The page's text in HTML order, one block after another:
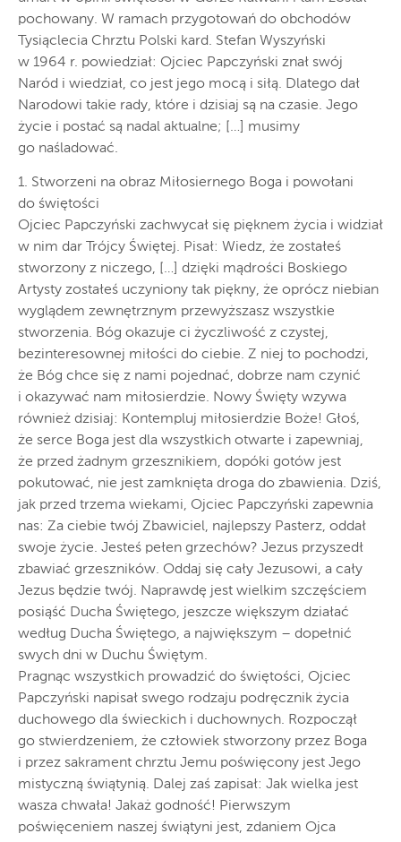
pochowany. W ramach przygotowań do obchodów
Tysiąclecia Chrztu Polski kard. Stefan Wyszyński
w 1964 r. powiedział: Ojciec Papczyński znał swój
Naród i wiedział, co jest jego mocą i siłą. Dlatego dał
Narodowi takie rady, które i dzisiaj są na czasie. Jego
życie i postać są nadal aktualne; […] musimy
go naśladować.
1. Stworzeni na obraz Miłosiernego Boga i powołani
do świętości
Ojciec Papczyński zachwycał się pięknem życia i widział
w nim dar Trójcy Świętej. Pisał: Wiedz, że zostałeś
stworzony z niczego, […] dzięki mądrości Boskiego
Artysty zostałeś uczyniony tak piękny, że oprócz niebian
wyglądem zewnętrznym przewyższasz wszystkie
stworzenia. Bóg okazuje ci życzliwość z czystej,
bezinteresownej miłości do ciebie. Z niej to pochodzi,
że Bóg chce się z nami pojednać, dobrze nam czynić
i okazywać nam miłosierdzie. Nowy Święty wzywa
również dzisiaj: Kontempluj miłosierdzie Boże! Głoś,
że serce Boga jest dla wszystkich otwarte i zapewniaj,
że przed żadnym grzesznikiem, dopóki gotów jest
pokutować, nie jest zamknięta droga do zbawienia. Dziś,
jak przed trzema wiekami, Ojciec Papczyński zapewnia
nas: Za ciebie twój Zbawiciel, najlepszy Pasterz, oddał
swoje życie. Jesteś pełen grzechów? Jezus przyszedł
zbawiać grzeszników. Oddaj się cały Jezusowi, a cały
Jezus będzie twój. Naprawdę jest wielkim szczęściem
posiąść Ducha Świętego, jeszcze większym działać
według Ducha Świętego, a największym – dopełnić
swych dni w Duchu Świętym.
Pragnąc wszystkich prowadzić do świętości, Ojciec
Papczyński napisał swego rodzaju podręcznik życia
duchowego dla świeckich i duchownych. Rozpoczął
go stwierdzeniem, że człowiek stworzony przez Boga
i przez sakrament chrztu Jemu poświęcony jest Jego
mistyczną świątynią. Dalej zaś zapisał: Jak wielka jest
wasza chwała! Jakaż godność! Pierwszym
poświęceniem naszej świątyni jest, zdaniem Ojca